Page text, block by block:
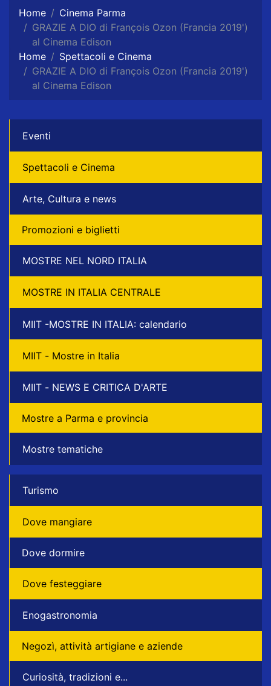
Home
Cinema Parma
GRAZIE A DIO di François Ozon (Francia 2019')
al Cinema Edison
Home
Spettacoli e Cinema
GRAZIE A DIO di François Ozon (Francia 2019')
al Cinema Edison
Eventi
Spettacoli e Cinema
Arte, Cultura e news
Promozioni e biglietti
MOSTRE NEL NORD ITALIA
MOSTRE IN ITALIA CENTRALE
MIIT -MOSTRE IN ITALIA: calendario
MIIT - Mostre in Italia
MIIT - NEWS E CRITICA D'ARTE
Mostre a Parma e provincia
Mostre tematiche
Turismo
Dove mangiare
Dove dormire
Dove festeggiare
Enogastronomia
Negozì, attività artigiane e aziende
Curiosità, tradizioni e...